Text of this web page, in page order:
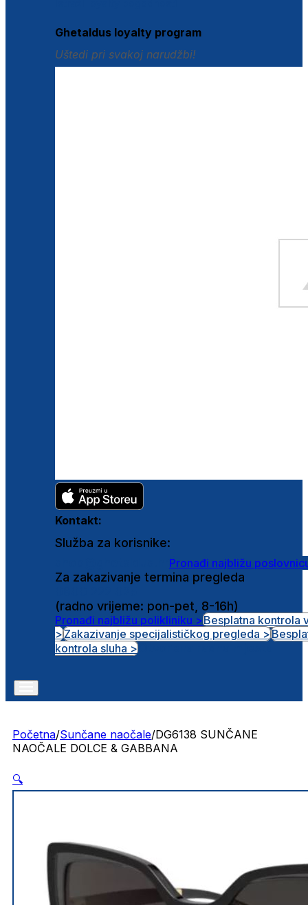
Ghetaldus loyalty program
Uštedi pri svakoj narudžbi!
Kontakt:
Služba za korisnike:
Pronađi najbližu
Za zakazivanje termina pregleda
(radno vrijeme: pon-pet, 8-16h)
Pronađi najbližu polikliniku >Besplatna kontrola
>Zakazivanje specijalističkog pregleda >
kontrola sluha >
Početna/Sunčane naočale/DG6138 SUNČANE
NAOČALE DOLCE & GABBANA
🔍